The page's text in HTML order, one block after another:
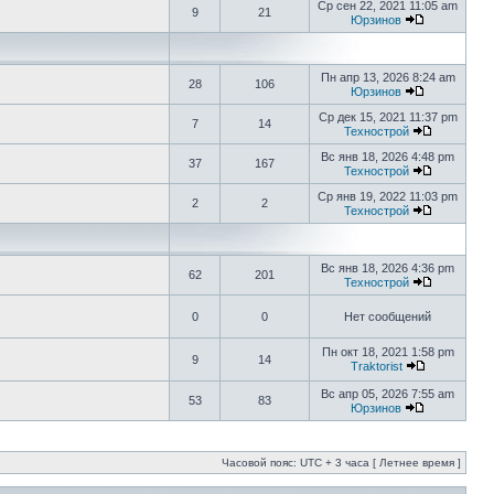
9 21
Ср сен 22, 2021 11:05 am
Юрзинов
28 106
Пн апр 13, 2026 8:24 am
Юрзинов
7 14
Ср дек 15, 2021 11:37 pm
Технострой
37 167
Вс янв 18, 2026 4:48 pm
Технострой
2 2
Ср янв 19, 2022 11:03 pm
Технострой
62 201
Вс янв 18, 2026 4:36 pm
Технострой
0 0 Нет сообщений
9 14
Пн окт 18, 2021 1:58 pm
Traktorist
53 83
Вс апр 05, 2026 7:55 am
Юрзинов
Часовой пояс: UTC + 3 часа [ Летнее время ]